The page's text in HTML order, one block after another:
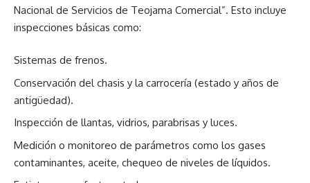
Nacional de Servicios de Teojama Comercial”. Esto incluye
inspecciones básicas como:
Sistemas de frenos.
Conservación del chasis y la carrocería (estado y años de
antigüedad).
Inspección de llantas, vidrios, parabrisas y luces.
Medición o monitoreo de parámetros como los gases
contaminantes, aceite, chequeo de niveles de líquidos.